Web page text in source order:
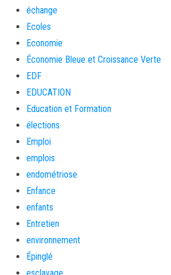
échange
Ecoles
Economie
Économie Bleue et Croissance Verte
EDF
EDUCATION
Education et Formation
élections
Emploi
emplois
endométriose
Enfance
enfants
Entretien
environnement
Épinglé